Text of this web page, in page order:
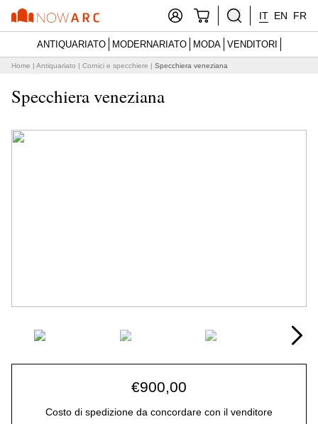
IT EN FR
ANTIQUARIATO MODERNARIATO MODA VENDITORI
Home | Antiquariato | Cornici e specchiere | Specchiera veneziana
Specchiera veneziana
€900,00
Costo di spedizione da concordare con il venditore